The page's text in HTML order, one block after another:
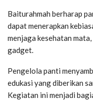
Baiturahmah berharap
dapat menerapkan
menjaga kesehatan
gadget.
Pengelola panti
edukasi yang diberikan
Kegiatan ini menjadi